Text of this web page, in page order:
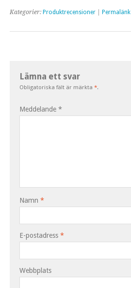
Kategorier: Produktrecensioner Permalänk
Lämna ett svar
Obligatoriska fält är märkta *.
Meddelande *
Namn *
E-postadress *
Webbplats